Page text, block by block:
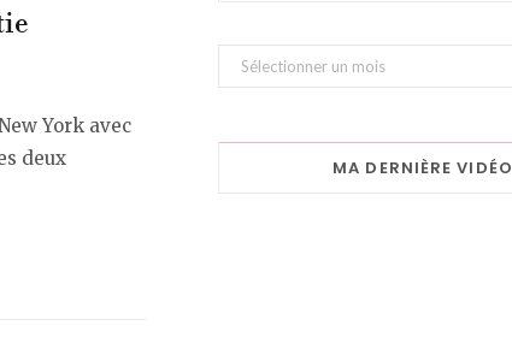
York avec
deux
Archives
MA DERNIÈRE VIDÉO